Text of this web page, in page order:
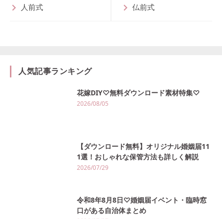
人前式 仏前式
人気記事ランキング
花嫁DIY♡無料ダウンロード素材特集♡
2026/08/05
【ダウンロード無料】オリジナル婚姻届11
1選！おしゃれな保管方法も詳しく解説
2026/07/29
令和8年8月8日♡婚姻届イベント・臨時窓
口がある自治体まとめ